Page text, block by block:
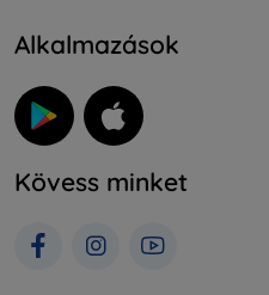
Alkalmazások
Kövess minket